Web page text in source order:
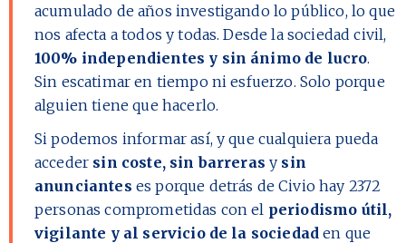
acumulado de años investigando lo público, lo que
nos afecta a todos y todas. Desde la sociedad civil,
100% independientes y sin ánimo de lucro.
Sin escatimar en tiempo ni esfuerzo. Solo porque
alguien tiene que hacerlo.
Si podemos informar así, y que cualquiera pueda
acceder sin coste, sin barreras y sin
anunciantes es porque detrás de Civio hay 2372
personas comprometidas con el periodismo útil,
vigilante y al servicio de la sociedad en que